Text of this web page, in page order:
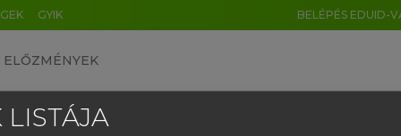
GYIK BELÉPÉS EDUID-
ELŐZMÉNYEK
LISTÁJA